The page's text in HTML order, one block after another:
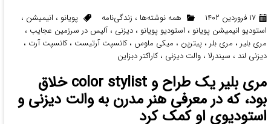
۱۷ فروردین ۱۴۰۲ همه نوشته‌ها ، زندگی‌نامه پویانو ، انیمیشن ،
استودیو انیمیشن پویانو ، استودیو پویانو ، دیزنی ،آلیس در سرزمین عجایب ،
مری بلیر ، مری بلر ، پیترپن ، میکی ماوس ،کانسپت آرتیست ،کانسپت آرت ،
دیزنی لند ، سیندرلا، والت دیزنی ،کاراکتر دبزاین
مری بلیر یک طراح و color stylist خلاق
بود، که در معرفی هنر مدرن به والت دیزنی و
استودیوی او کمک کرد